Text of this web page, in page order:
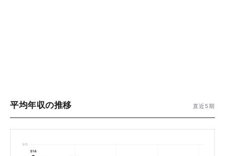
平均年収の推移 直近5期
975
914